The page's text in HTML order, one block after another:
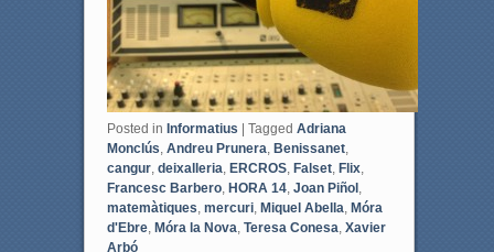
Posted in Informatius | Tagged Adriana
Monclús Andreu Prunera Benissanet,
cangur, deixalleria ERCROS, Falset, Flix,
Francesc Barbero, HORA 14, Joan Piñol,
matemàtiques mercuri, Miquel Abella Móra
d'Ebre, Móra la Nova Teresa Conesa Xavier
Arbó